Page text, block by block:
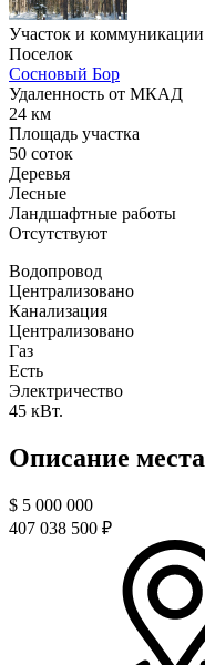
Участок и коммуникации
Поселок
Сосновый Бор
Удаленность от МКАД
24 км
Площадь участка
50 соток
Деревья
Лесные
Ландшафтные работы
Отсутствуют
Водопровод
Централизовано
Канализация
Централизовано
Газ
Есть
Электричество
45 кВт.
Описание места
$ 5 000 000
407 038 500 ₽